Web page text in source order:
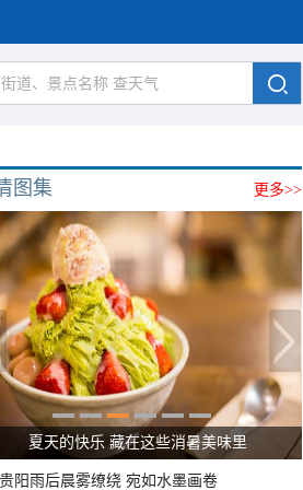
更多>>
图集
夏天的快乐 藏在这些消暑美味里
贵阳雨后晨雾缭绕 宛如水墨画卷